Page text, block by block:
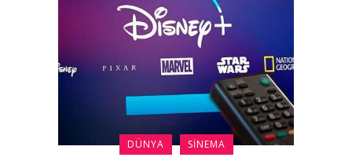
DÜNYA SINEMA